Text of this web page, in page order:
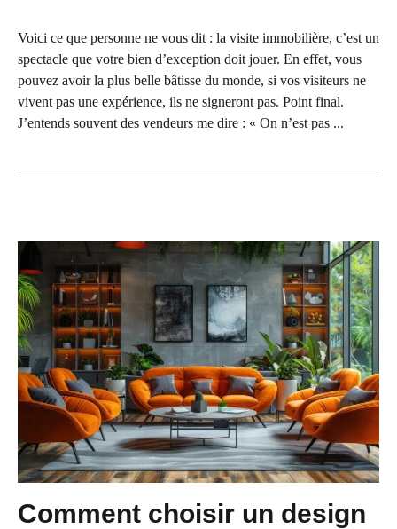
Voici ce que personne ne vous dit : la visite immobilière, c’est un
spectacle que votre bien d’exception doit jouer. En effet, vous
pouvez avoir la plus belle bâtisse du monde, si vos visiteurs ne
vivent pas une expérience, ils ne signeront pas. Point final.
J’entends souvent des vendeurs me dire : « On n’est pas ...
Comment choisir un design